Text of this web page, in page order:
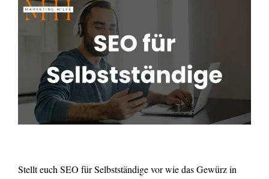
Stellt euch SEO für Selbstständige vor wie das Gewürz in